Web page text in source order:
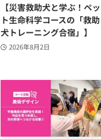
【災害救助犬と学ぶ！ペッ
ト生命科学コースの「救助
犬トレーニング合宿」】
2026年8月2日